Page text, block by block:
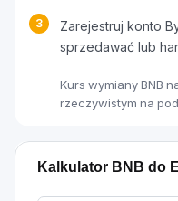
3
Zarejestruj konto
sprzedawać lub
Kurs wymiany BNB
rzeczywistym na
Kalkulator BNB do